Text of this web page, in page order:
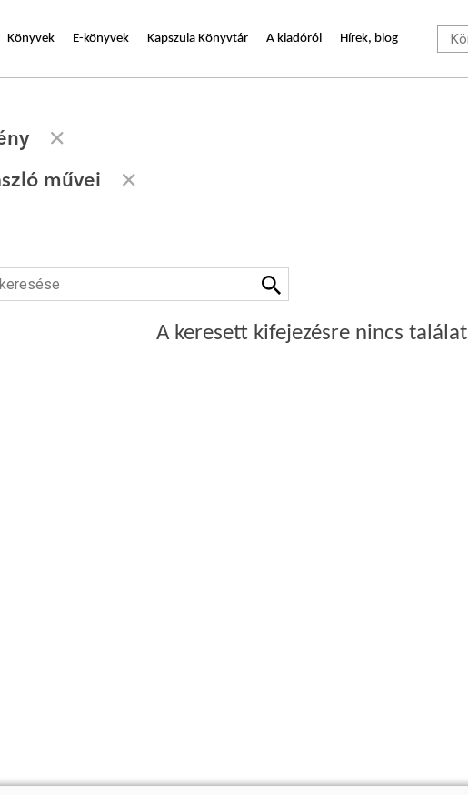
Könyvek E-könyvek Kapszula Könyvtár A kiadóról Hírek, blog
művei
A keresett kifejezésre nincs találat